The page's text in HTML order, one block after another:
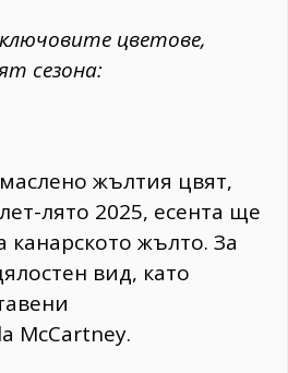
цветове,
сезона:
жълтия цвят,
лято 2025, есента ще
канарското жълто. За
вид, като
McCartney.